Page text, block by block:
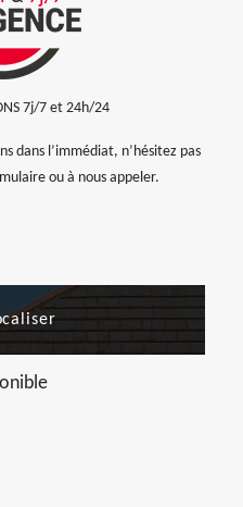
7j/7 et 24h/24
dans l’immédiat, n’hésitez pas
ou à nous appeler.